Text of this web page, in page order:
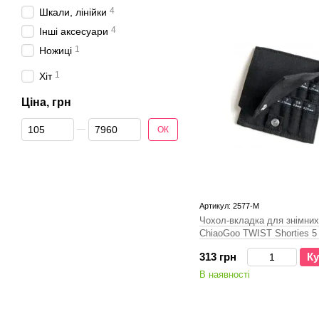
Артикул: 2577-M
Чохол-вкладка для
ChiaoGoo TWIST Shorties 5
313 грн
В наявності
Шкали, лінійки 4
Інші аксесуари 4
Ножиці 1
Хіт 1
Ціна, грн
Від Ціна, грн
До Ціна, грн ОК